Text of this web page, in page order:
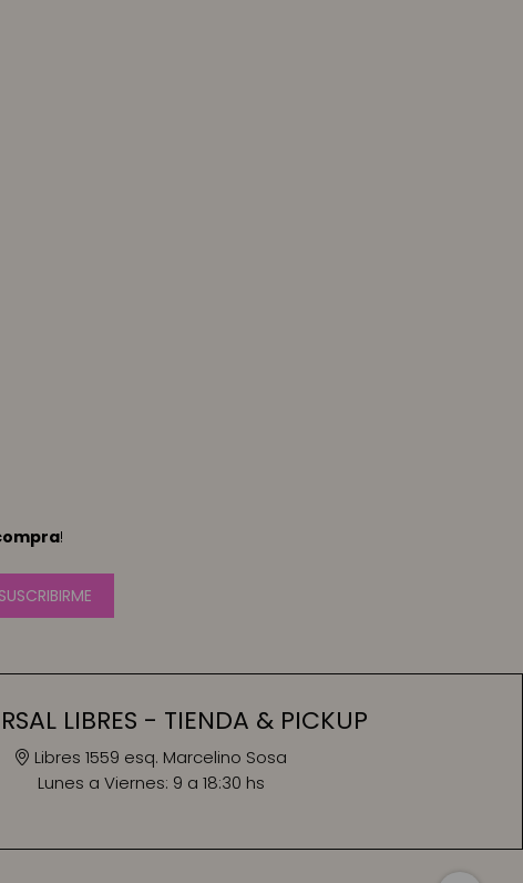
!
SUSCRIBIRME
LIBRES - TIENDA & PICKUP
Libres 1559 esq. Marcelino Sosa
Lunes a Viernes: 9 a 18:30 hs